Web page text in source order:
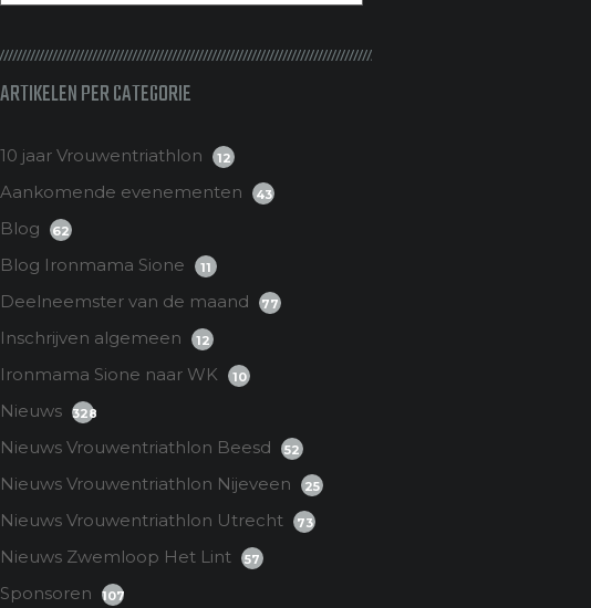
ARTIKELEN PER CATEGORIE
10 jaar Vrouwentriathlon 12
Aankomende evenementen 43
Blog 62
Blog Ironmama Sione 11
Deelneemster van de maand 77
Inschrijven algemeen 12
Ironmama Sione naar WK 10
Nieuws 328
Nieuws Vrouwentriathlon Beesd 52
Nieuws Vrouwentriathlon Nijeveen 25
Nieuws Vrouwentriathlon Utrecht 73
Nieuws Zwemloop Het Lint 57
Sponsoren 107